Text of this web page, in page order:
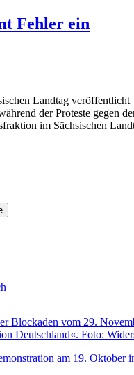
Fehler ein
Landtag veröffentlicht
der Proteste gegen
im Sächsischen